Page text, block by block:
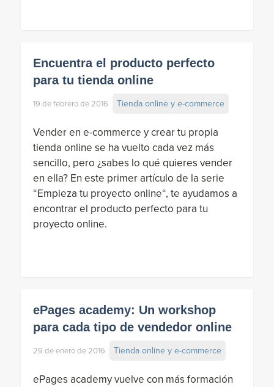
Encuentra el producto perfecto
para tu tienda online
19 de febrero de 2016 Tienda online y e-commerce
Vender en e-commerce y crear tu propia
tienda online se ha vuelto cada vez más
sencillo, pero ¿sabes lo qué quieres vender
en ella? En este primer artículo de la serie
“Empieza tu proyecto online“, te ayudamos a
encontrar el producto perfecto para tu
proyecto online.
ePages academy: Un workshop
para cada tipo de vendedor online
29 de enero de 2016 Tienda online y e-commerce
ePages academy vuelve con más formación